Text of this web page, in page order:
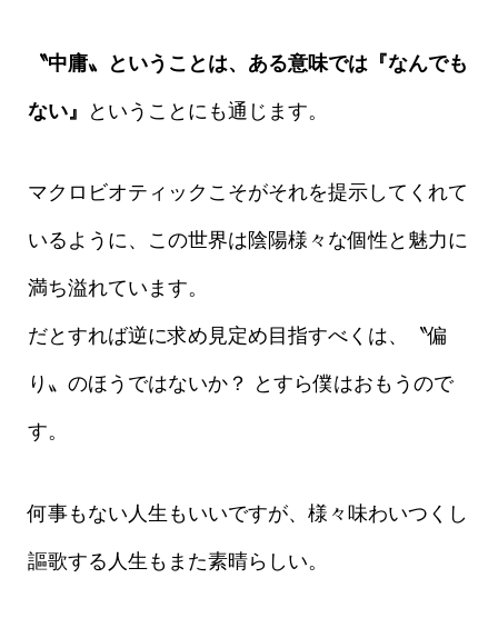
〝中庸〟ということは、ある意味では『なんでも
ない』 ということにも通じます。
マクロビオティックこそがそれを提示してくれて
いるように、この世界は陰陽様々な個性と魅力に
満ち溢れています。
だとすれば逆に求め見定め目指すべくは、〝偏
り〟のほうではないか？ とすら僕はおもうので
す。
何事もない人生もいいですが、様々味わいつくし
謳歌する人生もまた素晴らしい。